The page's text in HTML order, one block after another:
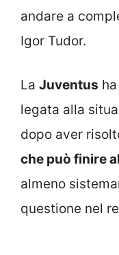
andare a
Igor Tudor.
La Juventus
legata alla
dopo aver
che può finire
almeno
questione nel